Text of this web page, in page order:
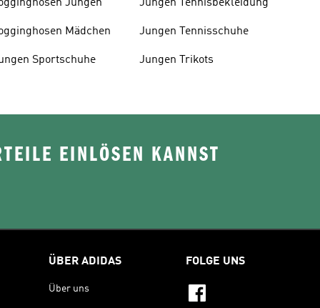
Jungen
Mädchen
Sportschuhe
Jungen Tennisbekleidung
Jungen Tennisschuhe
Jungen Trikots
EINLÖSEN KANNST
ÜBER ADIDAS
Über uns
FOLGE UNS